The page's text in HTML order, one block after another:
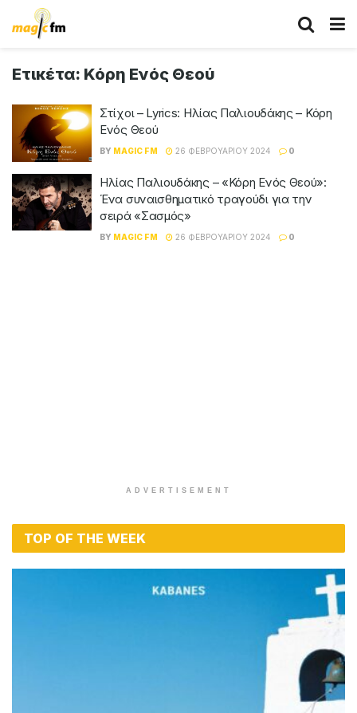
Ετικέτα: Κόρη Ενός Θεού
Στίχοι – Lyrics: Ηλίας Παλιουδάκης – Κόρη
Ενός Θεού
BY MAGIC FM 26 ΦΕΒΡΟΥΑΡΊΟΥ 2024 0
Ηλίας Παλιουδάκης – «Κόρη Ενός Θεού»:
Ένα συναισθηματικό τραγούδι για την
σειρά «Σασμός»
BY MAGIC FM 26 ΦΕΒΡΟΥΑΡΊΟΥ 2024 0
ADVERTISEMENT
TOP OF THE WEEK